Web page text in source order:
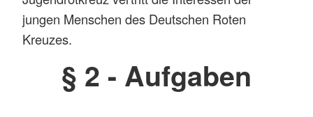
jungen Menschen des Deutschen Roten
Kreuzes.
§ 2 - Aufgaben